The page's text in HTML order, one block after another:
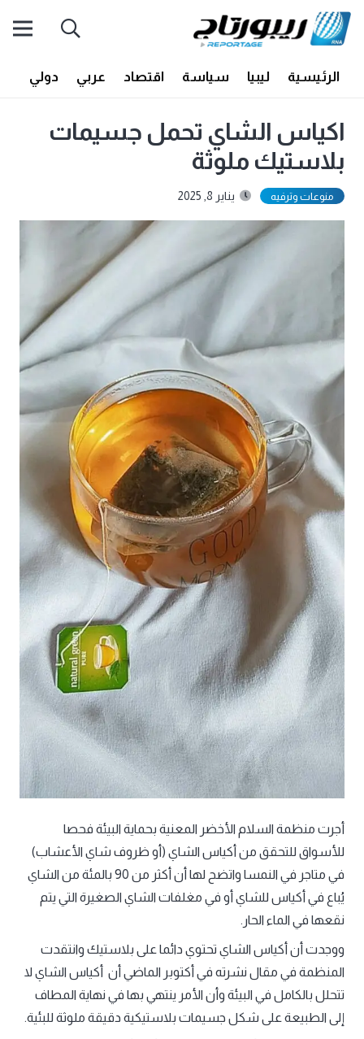
الرئيسية ليبيا سياسة اقتصاد عربي دولي
اكياس الشاي تحمل جسيمات
بلاستيك ملوثة
منوعات وترفيه يناير 8, 2025
أجرت منظمة السلام الأخضر المعنية بحماية البيئة فحصا
للأسواق للتحقق من أكياس الشاي (أو ظروف شاي الأعشاب)
في متاجر في النمسا واتضح لها أن أكثر من 90 بالمئة من الشاي
يُباع في أكياس للشاي أو في مغلفات الشاي الصغيرة التي يتم
نقعها في الماء الحار.
ووجدت أن أكياس الشاي تحتوي دائما على بلاستيك وانتقدت
المنظمة في مقال نشرته في أكتوبر الماضي أن أكياس الشاي لا
تتحلل بالكامل في البيئة وأن الأمر ينتهي بها في نهاية المطاف
إلى الطبيعة على شكل جسيمات بلاستيكية دقيقة ملوثة للبئية.